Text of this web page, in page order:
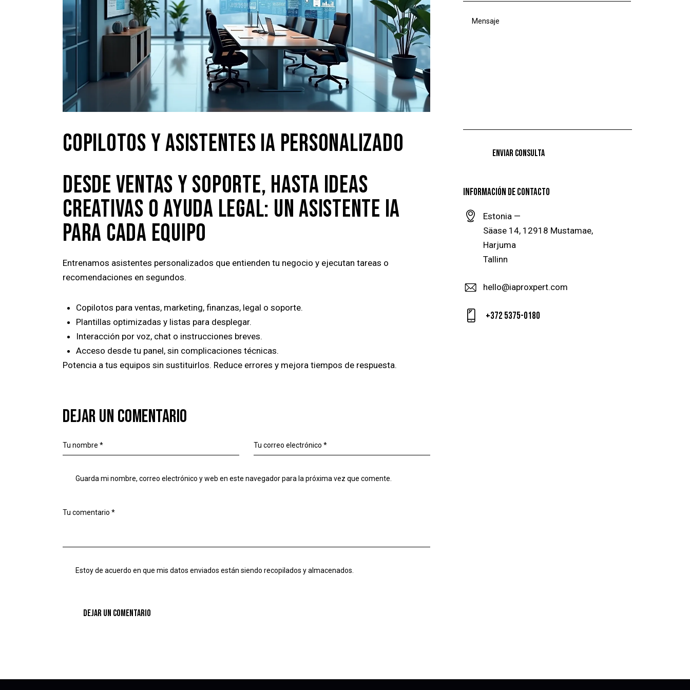
COPILOTOS Y ASISTENTES IA PERSONALIZADO
DESDE VENTAS Y SOPORTE, HASTA IDEAS
CREATIVAS O AYUDA LEGAL: UN ASISTENTE IA
PARA CADA EQUIPO
Entrenamos asistentes personalizados que entienden tu negocio y ejecutan tareas o
recomendaciones en segundos.
Copilotos para ventas, marketing, finanzas, legal o soporte.
Plantillas optimizadas y listas para desplegar.
Interacción por voz, chat o instrucciones breves.
Acceso desde tu panel, sin complicaciones técnicas.
Potencia a tus equipos sin sustituirlos. Reduce errores y mejora tiempos de respuesta.
DEJAR UN COMENTARIO
Guarda mi nombre, correo electrónico y web en este navegador para la próxima vez que comente.
Estoy de acuerdo en que mis datos enviados están siendo recopilados y almacenados.
INFORMACIÓN DE CONTACTO
Estonia —
Säase 14, 12918 Mustamae,
Harjuma
Tallinn
hello@iaproxpert.com
+372 5375-0180